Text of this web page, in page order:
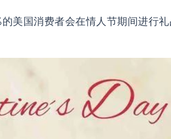
美国消费者会在情人节期间进行